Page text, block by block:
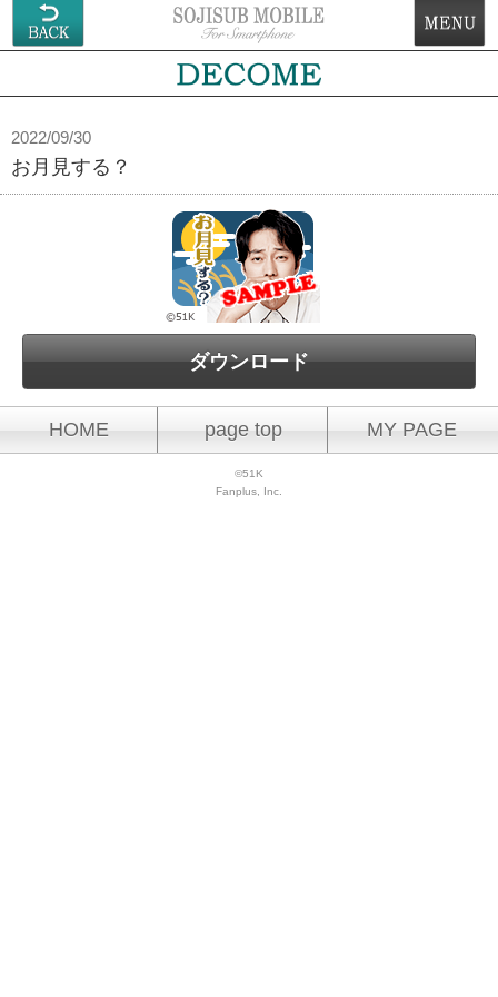
2022/09/30
お月見する？
ダウンロード
HOME page top MY PAGE
©51K
Fanplus, Inc.